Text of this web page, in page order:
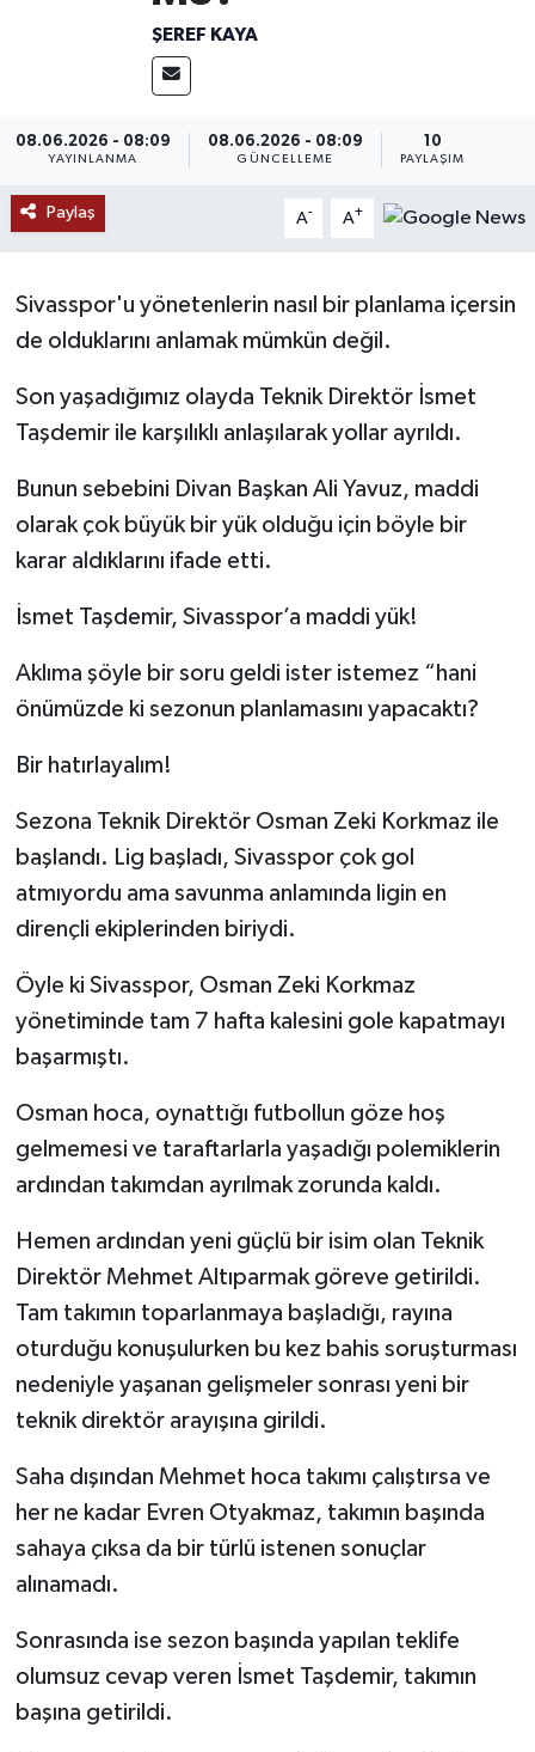
ŞEREF KAYA
08.06.2026 - 08:09
YAYINLANMA
08.06.2026 - 08:09
GÜNCELLEME
10
PAYLAŞIM
Paylaş A- A+
Sivasspor'u yönetenlerin nasıl bir planlama içersin
de olduklarını anlamak mümkün değil.
Son yaşadığımız olayda Teknik Direktör İsmet
Taşdemir ile karşılıklı anlaşılarak yollar ayrıldı.
Bunun sebebini Divan Başkan Ali Yavuz, maddi
olarak çok büyük bir yük olduğu için böyle bir
karar aldıklarını ifade etti.
İsmet Taşdemir, Sivasspor’a maddi yük!
Aklıma şöyle bir soru geldi ister istemez “hani
önümüzde ki sezonun planlamasını yapacaktı?
Bir hatırlayalım!
Sezona Teknik Direktör Osman Zeki Korkmaz ile
başlandı. Lig başladı, Sivasspor çok gol
atmıyordu ama savunma anlamında ligin en
dirençli ekiplerinden biriydi.
Öyle ki Sivasspor, Osman Zeki Korkmaz
yönetiminde tam 7 hafta kalesini gole kapatmayı
başarmıştı.
Osman hoca, oynattığı futbollun göze hoş
gelmemesi ve taraftarlarla yaşadığı polemiklerin
ardından takımdan ayrılmak zorunda kaldı.
Hemen ardından yeni güçlü bir isim olan Teknik
Direktör Mehmet Altıparmak göreve getirildi.
Tam takımın toparlanmaya başladığı, rayına
oturduğu konuşulurken bu kez bahis soruşturması
nedeniyle yaşanan gelişmeler sonrası yeni bir
teknik direktör arayışına girildi.
Saha dışından Mehmet hoca takımı çalıştırsa ve
her ne kadar Evren Otyakmaz, takımın başında
sahaya çıksa da bir türlü istenen sonuçlar
alınamadı.
Sonrasında ise sezon başında yapılan teklife
olumsuz cevap veren İsmet Taşdemir, takımın
başına getirildi.
MAGAZİN
RESMİ İLANLAR
SAĞLIK
SOSYAL YARDIMLAR
SPONSORLU YAZI
TEKNOLOJİ